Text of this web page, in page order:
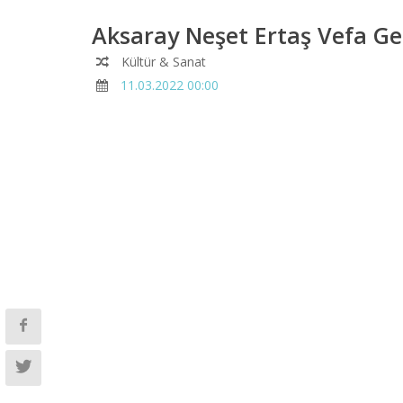
Aksaray Neşet Ertaş Vefa
Kültür & Sanat
11.03.2022 00:00